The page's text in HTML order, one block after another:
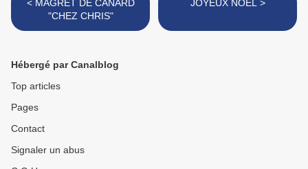
< MAGRET DE CANARD
"CHEZ CHRIS"
JOYEUX NOEL >
Hébergé par Canalblog
Top articles
Pages
Contact
Signaler un abus